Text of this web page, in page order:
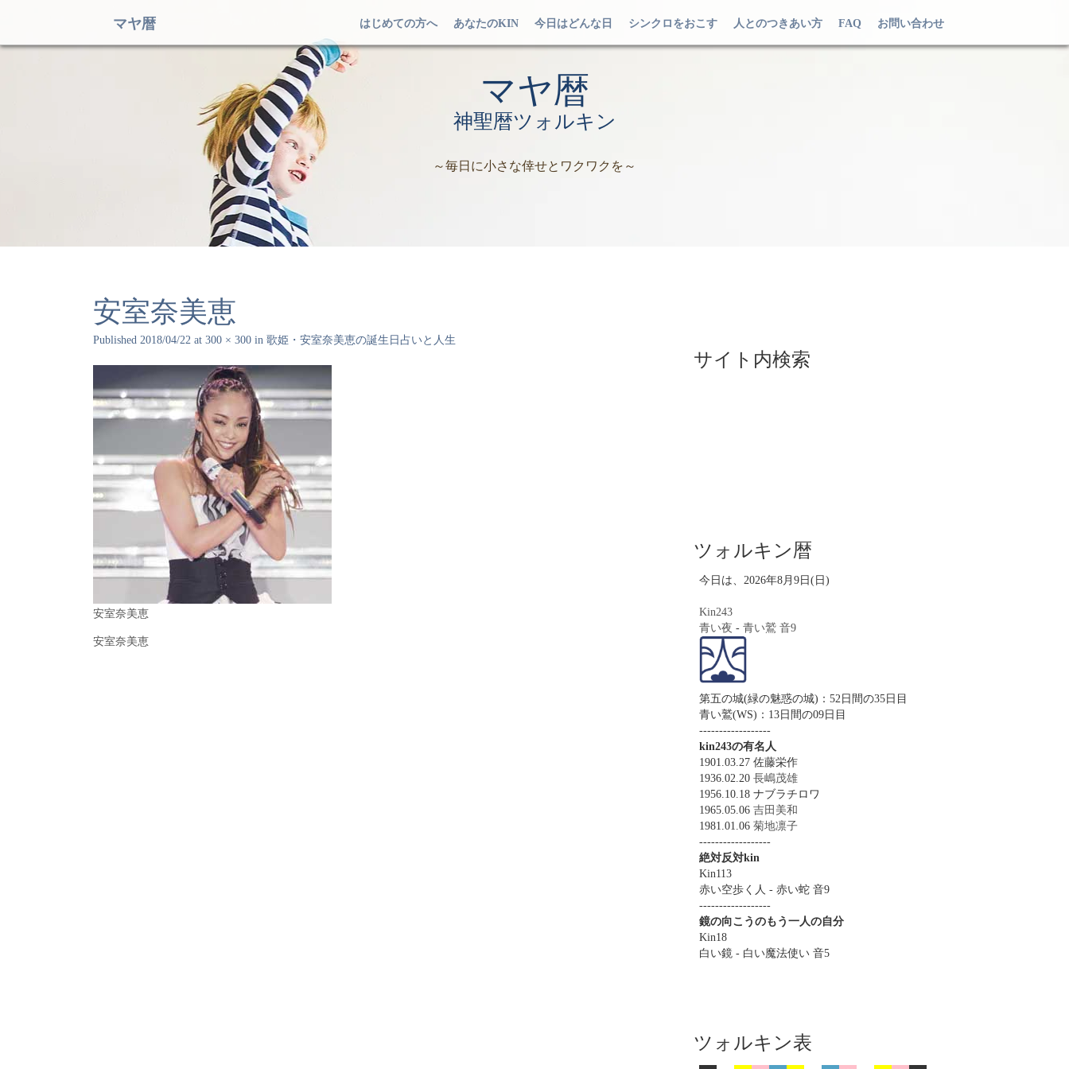
マヤ暦 はじめての方へ あなたのKIN 今日はどんな日 シンクロをおこす 人とのつきあい方 FAQ お問い合わせ
マヤ暦
神聖暦ツォルキン
～毎日に小さな倖せとワクワクを～
安室奈美恵
Published 2018/04/22 at 300 × 300 in 歌姫・安室奈美恵の誕生日占いと人生
安室奈美恵
安室奈美恵
サイト内検索
ツォルキン暦
今日は、2026年8月9日(日)
Kin243
青い夜 - 青い鷲 音9
第五の城(緑の魅惑の城)：52日間の35日目
青い鷲(WS)：13日間の09日目
------------------
kin243の有名人
1901.03.27 佐藤栄作
1936.02.20 長嶋茂雄
1956.10.18 ナブラチロワ
1965.05.06 吉田美和
1981.01.06 菊地凛子
------------------
絶対反対kin
Kin113
赤い空歩く人 - 赤い蛇 音9
------------------
鏡の向こうのもう一人の自分
Kin18
白い鏡 - 白い魔法使い 音5
ツォルキン表